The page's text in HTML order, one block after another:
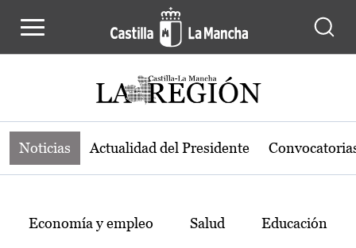
Noticias de la región de Castilla-La
Noticias Actualidad del Presidente
Temas
Economía y empleo Salud Educación